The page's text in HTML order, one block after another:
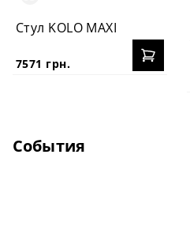
Стул KOLO MAXI
7571 грн.
События